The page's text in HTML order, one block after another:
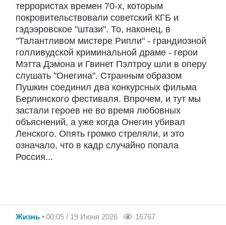
террористах времен 70-х, которым
покровительствовали советский КГБ и
гэдээровское "штази". То, наконец, в
"Талантливом мистере Рипли" - грандиозной
голливудской криминальной драме - герои
Мэтта Дэмона и Гвинет Пэлтроу шли в оперу
слушать "Онегина". Странным образом
Пушкин соединил два конкурсных фильма
Берлинского фестиваля. Впрочем, и тут мы
застали героев не во время любовных
объяснений, а уже когда Онегин убивал
Ленского. Опять громко стреляли, и это
означало, что в кадр случайно попала
Россия...
Жизнь 00:05 / 19 Июня 2026 16767